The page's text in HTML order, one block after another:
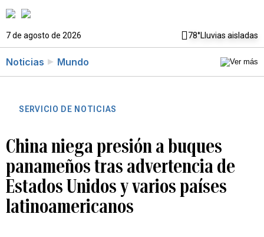
7 de agosto de 2026 78°Lluvias aisladas
Noticias Mundo
SERVICIO DE NOTICIAS
China niega presión a buques
panameños tras advertencia de
Estados Unidos y varios países
latinoamericanos